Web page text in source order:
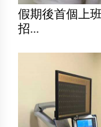
假期後首個上
招...